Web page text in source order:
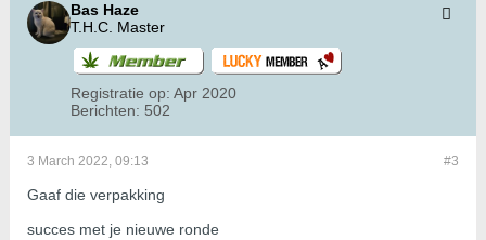
Bas Haze
T.H.C. Master
Registratie op: Apr 2020
Berichten: 502
#3
3 March 2022, 09:13
Gaaf die verpakking
succes met je nieuwe ronde